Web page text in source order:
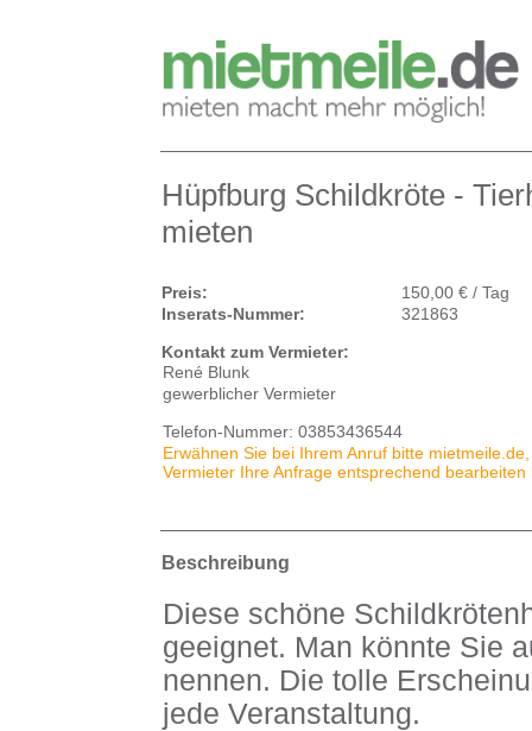
Hüpfburg Schildkröte -
mieten
Preis:
150,00 € / Tag
Inserats-Nummer:
321863
Kontakt zum Vermieter:
René Blunk
gewerblicher Vermieter
Telefon-Nummer: 03853436544
Erwähnen Sie bei Ihrem Anruf bitte
Vermieter Ihre Anfrage entsprechend bearbeiten
Beschreibung
Diese schöne
geeignet. Man könnte Sie
nennen. Die tolle
jede Veranstaltung.